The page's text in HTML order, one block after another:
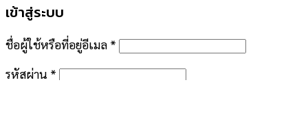
เข้าสู่ระบบ
ชื่อผู้ใช้หรือที่อยู่อีเมล *
รหัสผ่าน *